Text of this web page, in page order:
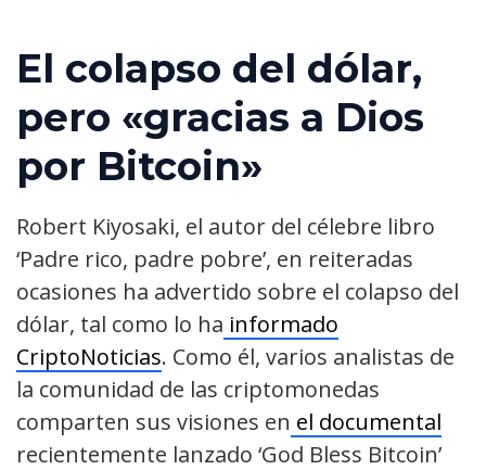
El colapso del dólar,
pero «gracias a Dios
por Bitcoin»
Robert Kiyosaki, el autor del célebre libro
‘Padre rico, padre pobre’, en reiteradas
ocasiones ha advertido sobre el colapso del
dólar, tal como lo ha informado
CriptoNoticias. Como él, varios analistas de
la comunidad de las criptomonedas
comparten sus visiones en el documental
recientemente lanzado ‘God Bless Bitcoin’